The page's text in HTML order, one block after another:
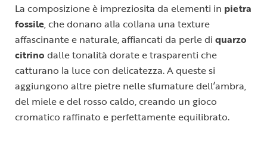
La composizione è impreziosita da elementi in pietra
fossile, che donano alla collana una texture
affascinante e naturale, affiancati da perle di quarzo
citrino dalle tonalità dorate e trasparenti che
catturano la luce con delicatezza. A queste si
aggiungono altre pietre nelle sfumature dell’ambra,
del miele e del rosso caldo, creando un gioco
cromatico raffinato e perfettamente equilibrato.